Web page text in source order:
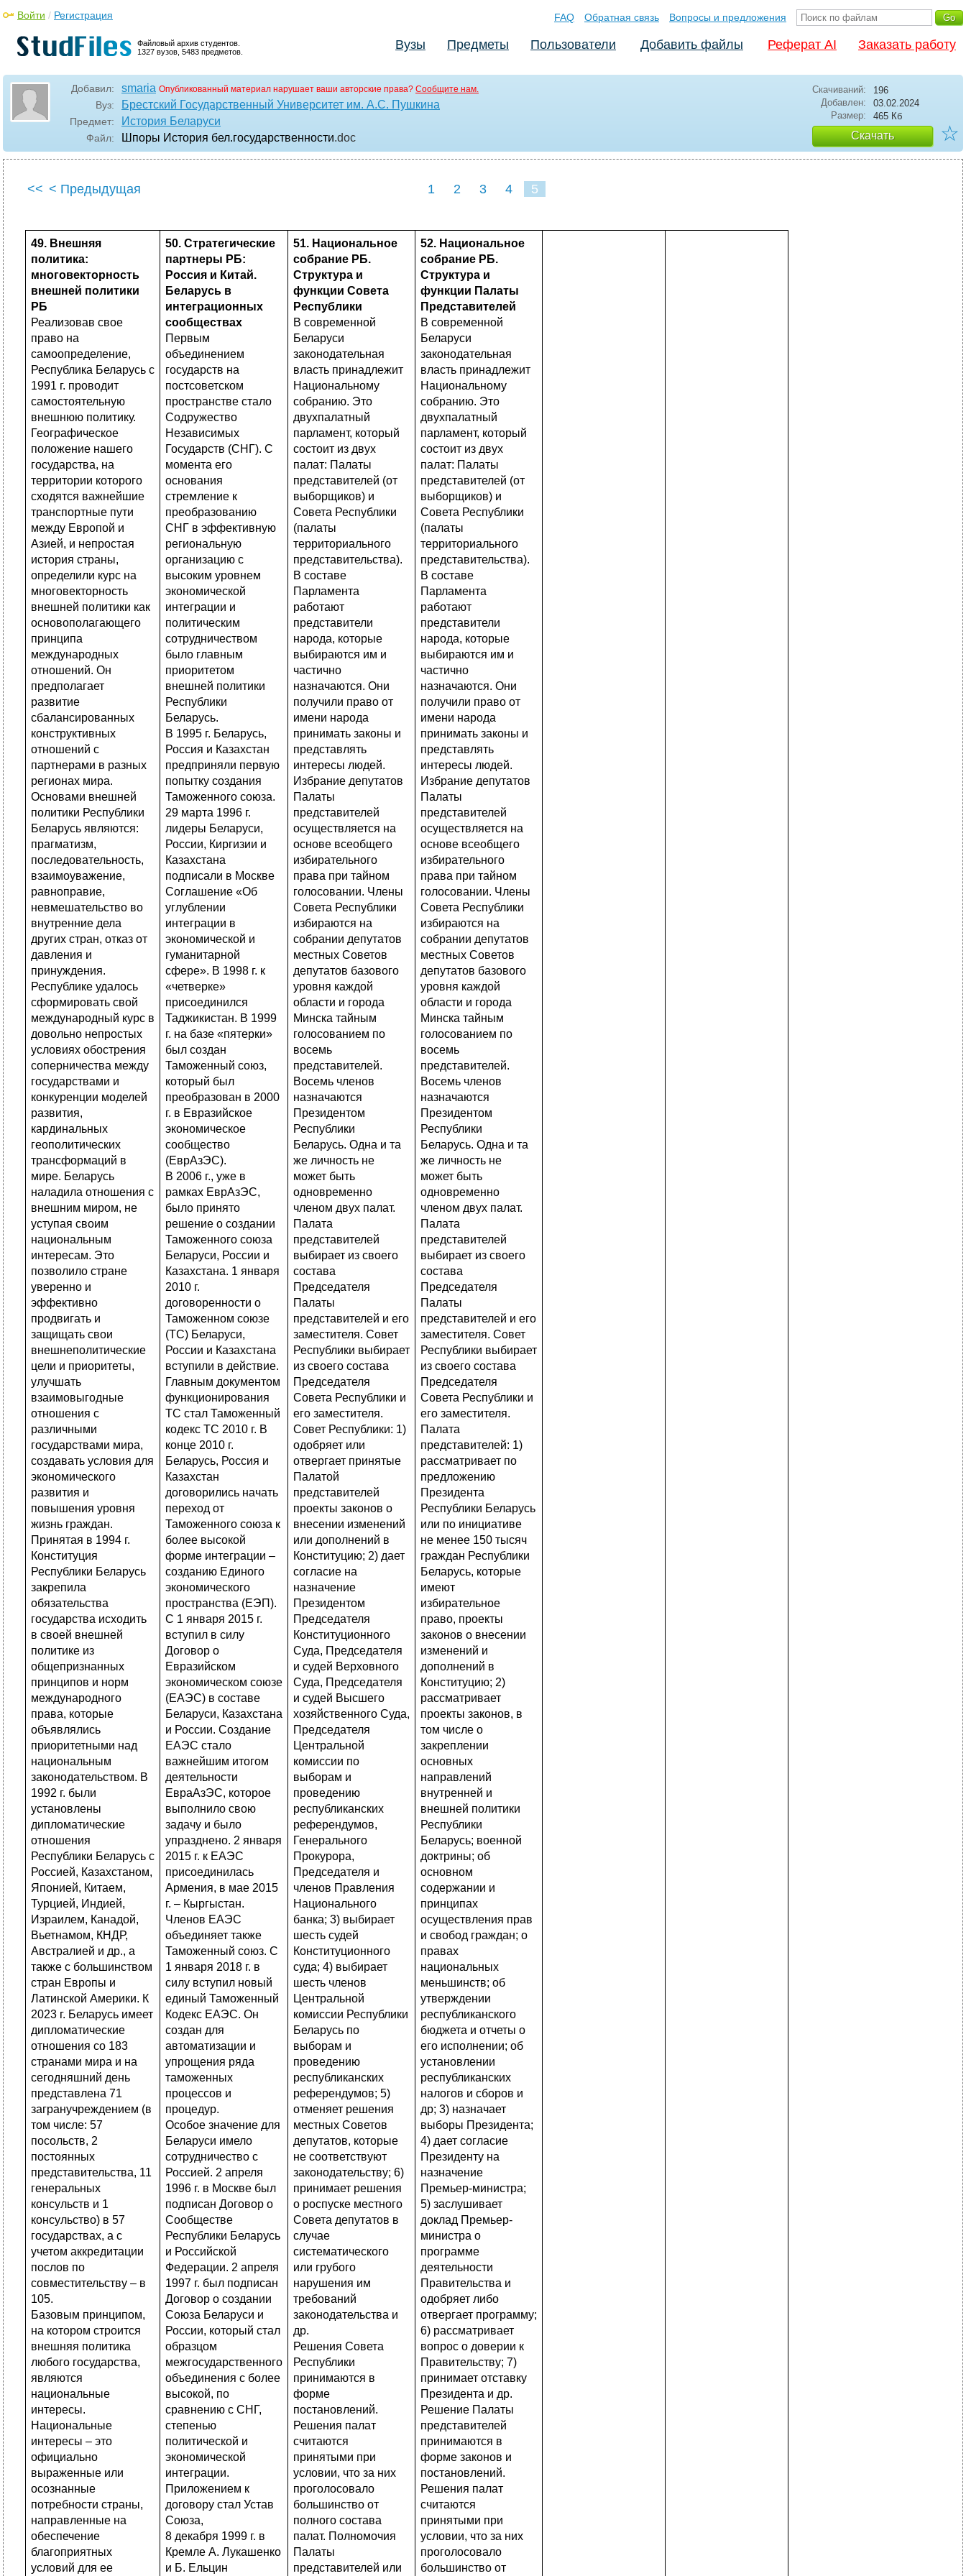
Файловый архив студентов.
1327 вузов, 5483 предметов.
Войти / Регистрация FAQ Обратная связь Вопросы и предложения
Вузы Предметы Пользователи Добавить файлы Реферат AI Заказать работу
Добавил: smaria Опубликованный материал нарушает ваши авторские права? Сообщите нам.
Вуз: Брестский Государственный Университет им. А.С. Пушкина
Предмет: История Беларуси
Файл: Шпоры История бел.государственности.doc
Скачиваний:
196
Добавлен:
03.02.2024
Размер:
465 Кб
Скачать ☆
<< < Предыдущая 1 2 3 4 5
49. Внешняя
политика:
многовекторность
внешней политики
РБ
Реализовав свое
право на
самоопределение,
Республика Беларусь с
1991 г. проводит
самостоятельную
внешнюю политику.
Географическое
положение нашего
государства, на
территории которого
сходятся важнейшие
транспортные пути
между Европой и
Азией, и непростая
история страны,
определили курс на
многовекторность
внешней политики как
основополагающего
принципа
международных
отношений. Он
предполагает
развитие
сбалансированных
конструктивных
отношений с
партнерами в разных
регионах мира.
Основами внешней
политики Республики
Беларусь являются:
прагматизм,
последовательность,
взаимоуважение,
равноправие,
невмешательство во
внутренние дела
других стран, отказ от
давления и
принуждения.
Республике удалось
сформировать свой
международный курс в
довольно непростых
условиях обострения
соперничества между
государствами и
конкуренции моделей
развития,
кардинальных
геополитических
трансформаций в
мире. Беларусь
наладила отношения с
внешним миром, не
уступая своим
национальным
интересам. Это
позволило стране
уверенно и
эффективно
продвигать и
защищать свои
внешнеполитические
цели и приоритеты,
улучшать
взаимовыгодные
отношения с
различными
государствами мира,
создавать условия для
экономического
развития и
повышения уровня
жизнь граждан.
Принятая в 1994 г.
Конституция
Республики Беларусь
закрепила
обязательства
государства исходить
в своей внешней
политике из
общепризнанных
принципов и норм
международного
права, которые
объявлялись
приоритетными над
национальным
законодательством. В
1992 г. были
установлены
дипломатические
отношения
Республики Беларусь с
Россией, Казахстаном,
Японией, Китаем,
Турцией, Индией,
Израилем, Канадой,
Вьетнамом, КНДР,
Австралией и др., а
также с большинством
стран Европы и
Латинской Америки. К
2023 г. Беларусь имеет
дипломатические
отношения со 183
странами мира и на
сегодняшний день
представлена 71
загранучреждением (в
том числе: 57
посольств, 2
постоянных
представительства, 11
генеральных
консульств и 1
консульство) в 57
государствах, а с
учетом аккредитации
послов по
совместительству – в
105.
Базовым принципом,
на котором строится
внешняя политика
любого государства,
являются
национальные
интересы.
Национальные
интересы – это
официально
выраженные или
осознанные
потребности страны,
направленные на
обеспечение
благоприятных
условий для ее
50. Стратегические
партнеры РБ:
Россия и Китай.
Беларусь в
интеграционных
сообществах
Первым
объединением
государств на
постсоветском
пространстве стало
Содружество
Независимых
Государств (СНГ). С
момента его
основания
стремление к
преобразованию
СНГ в эффективную
региональную
организацию с
высоким уровнем
экономической
интеграции и
политическим
сотрудничеством
было главным
приоритетом
внешней политики
Республики
Беларусь.
В 1995 г. Беларусь,
Россия и Казахстан
предприняли первую
попытку создания
Таможенного союза.
29 марта 1996 г.
лидеры Беларуси,
России, Киргизии и
Казахстана
подписали в Москве
Соглашение «Об
углублении
интеграции в
экономической и
гуманитарной
сфере». В 1998 г. к
«четверке»
присоединился
Таджикистан. В 1999
г. на базе «пятерки»
был создан
Таможенный союз,
который был
преобразован в 2000
г. в Евразийское
экономическое
сообщество
(ЕврАзЭС).
В 2006 г., уже в
рамках ЕврАзЭС,
было принято
решение о создании
Таможенного союза
Беларуси, России и
Казахстана. 1 января
2010 г.
договоренности о
Таможенном союзе
(ТС) Беларуси,
России и Казахстана
вступили в действие.
Главным документом
функционирования
ТС стал Таможенный
кодекс ТС 2010 г. В
конце 2010 г.
Беларусь, Россия и
Казахстан
договорились начать
переход от
Таможенного союза к
более высокой
форме интеграции –
созданию Единого
экономического
пространства (ЕЭП).
С 1 января 2015 г.
вступил в силу
Договор о
Евразийском
экономическом союзе
(ЕАЭС) в составе
Беларуси, Казахстана
и России. Создание
ЕАЭС стало
важнейшим итогом
деятельности
ЕвраАзЭС, которое
выполнило свою
задачу и было
упразднено. 2 января
2015 г. к ЕАЭС
присоединилась
Армения, в мае 2015
г. – Кыргыстан.
Членов ЕАЭС
объединяет также
Таможенный союз. С
1 января 2018 г. в
силу вступил новый
единый Таможенный
Кодекс ЕАЭС. Он
создан для
автоматизации и
упрощения ряда
таможенных
процессов и
процедур.
Особое значение для
Беларуси имело
сотрудничество с
Россией. 2 апреля
1996 г. в Москве был
подписан Договор о
Сообществе
Республики Беларусь
и Российской
Федерации. 2 апреля
1997 г. был подписан
Договор о создании
Союза Беларуси и
России, который стал
образцом
межгосударственного
объединения с более
высокой, по
сравнению с СНГ,
степенью
политической и
экономической
интеграции.
Приложением к
договору стал Устав
Союза,
8 декабря 1999 г. в
Кремле А. Лукашенко
и Б. Ельцин
51. Национальное
собрание РБ.
Структура и
функции Совета
Республики
В современной
Беларуси
законодательная
власть принадлежит
Национальному
собранию. Это
двухпалатный
парламент, который
состоит из двух
палат: Палаты
представителей (от
выборщиков) и
Совета Республики
(палаты
территориального
представительства).
В составе
Парламента
работают
представители
народа, которые
выбираются им и
частично
назначаются. Они
получили право от
имени народа
принимать законы и
представлять
интересы людей.
Избрание депутатов
Палаты
представителей
осуществляется на
основе всеобщего
избирательного
права при тайном
голосовании. Члены
Совета Республики
избираются на
собрании депутатов
местных Советов
депутатов базового
уровня каждой
области и города
Минска тайным
голосованием по
восемь
представителей.
Восемь членов
назначаются
Президентом
Республики
Беларусь. Одна и та
же личность не
может быть
одновременно
членом двух палат.
Палата
представителей
выбирает из своего
состава
Председателя
Палаты
представителей и его
заместителя. Совет
Республики выбирает
из своего состава
Председателя
Совета Республики и
его заместителя.
Совет Республики: 1)
одобряет или
отвергает принятые
Палатой
представителей
проекты законов о
внесении изменений
или дополнений в
Конституцию; 2) дает
согласие на
назначение
Президентом
Председателя
Конституционного
Суда, Председателя
и судей Верховного
Суда, Председателя
и судей Высшего
хозяйственного Суда,
Председателя
Центральной
комиссии по
выборам и
проведению
республиканских
референдумов,
Генерального
Прокурора,
Председателя и
членов Правления
Национального
банка; 3) выбирает
шесть судей
Конституционного
суда; 4) выбирает
шесть членов
Центральной
комиссии Республики
Беларусь по
выборам и
проведению
республиканских
референдумов; 5)
отменяет решения
местных Советов
депутатов, которые
не соответствуют
законодательству; 6)
принимает решения
о роспуске местного
Совета депутатов в
случае
систематического
или грубого
нарушения им
требований
законодательства и
др.
Решения Совета
Республики
принимаются в
форме
постановлений.
Решения палат
считаются
принятыми при
условии, что за них
проголосовало
большинство от
полного состава
палат. Полномочия
Палаты
представителей или
52. Национальное
собрание РБ.
Структура и
функции Палаты
Представителей
В современной
Беларуси
законодательная
власть принадлежит
Национальному
собранию. Это
двухпалатный
парламент, который
состоит из двух
палат: Палаты
представителей (от
выборщиков) и
Совета Республики
(палаты
территориального
представительства).
В составе
Парламента
работают
представители
народа, которые
выбираются им и
частично
назначаются. Они
получили право от
имени народа
принимать законы и
представлять
интересы людей.
Избрание депутатов
Палаты
представителей
осуществляется на
основе всеобщего
избирательного
права при тайном
голосовании. Члены
Совета Республики
избираются на
собрании депутатов
местных Советов
депутатов базового
уровня каждой
области и города
Минска тайным
голосованием по
восемь
представителей.
Восемь членов
назначаются
Президентом
Республики
Беларусь. Одна и та
же личность не
может быть
одновременно
членом двух палат.
Палата
представителей
выбирает из своего
состава
Председателя
Палаты
представителей и его
заместителя. Совет
Республики выбирает
из своего состава
Председателя
Совета Республики и
его заместителя.
Палата
представителей: 1)
рассматривает по
предложению
Президента
Республики Беларусь
или по инициативе
не менее 150 тысяч
граждан Республики
Беларусь, которые
имеют
избирательное
право, проекты
законов о внесении
изменений и
дополнений в
Конституцию; 2)
рассматривает
проекты законов, в
том числе о
закреплении
основных
направлений
внутренней и
внешней политики
Республики
Беларусь; военной
доктрины; об
основном
содержании и
принципах
осуществления прав
и свобод граждан; о
правах
национальных
меньшинств; об
утверждении
республиканского
бюджета и отчеты о
его исполнении; об
установлении
республиканских
налогов и сборов и
др; 3) назначает
выборы Президента;
4) дает согласие
Президенту на
назначение
Премьер-министра;
5) заслушивает
доклад Премьер-
министра о
программе
деятельности
Правительства и
одобряет либо
отвергает программу;
6) рассматривает
вопрос о доверии к
Правительству; 7)
принимает отставку
Президента и др.
Решение Палаты
представителей
принимаются в
форме законов и
постановлений.
Решения палат
считаются
принятыми при
условии, что за них
проголосовало
большинство от